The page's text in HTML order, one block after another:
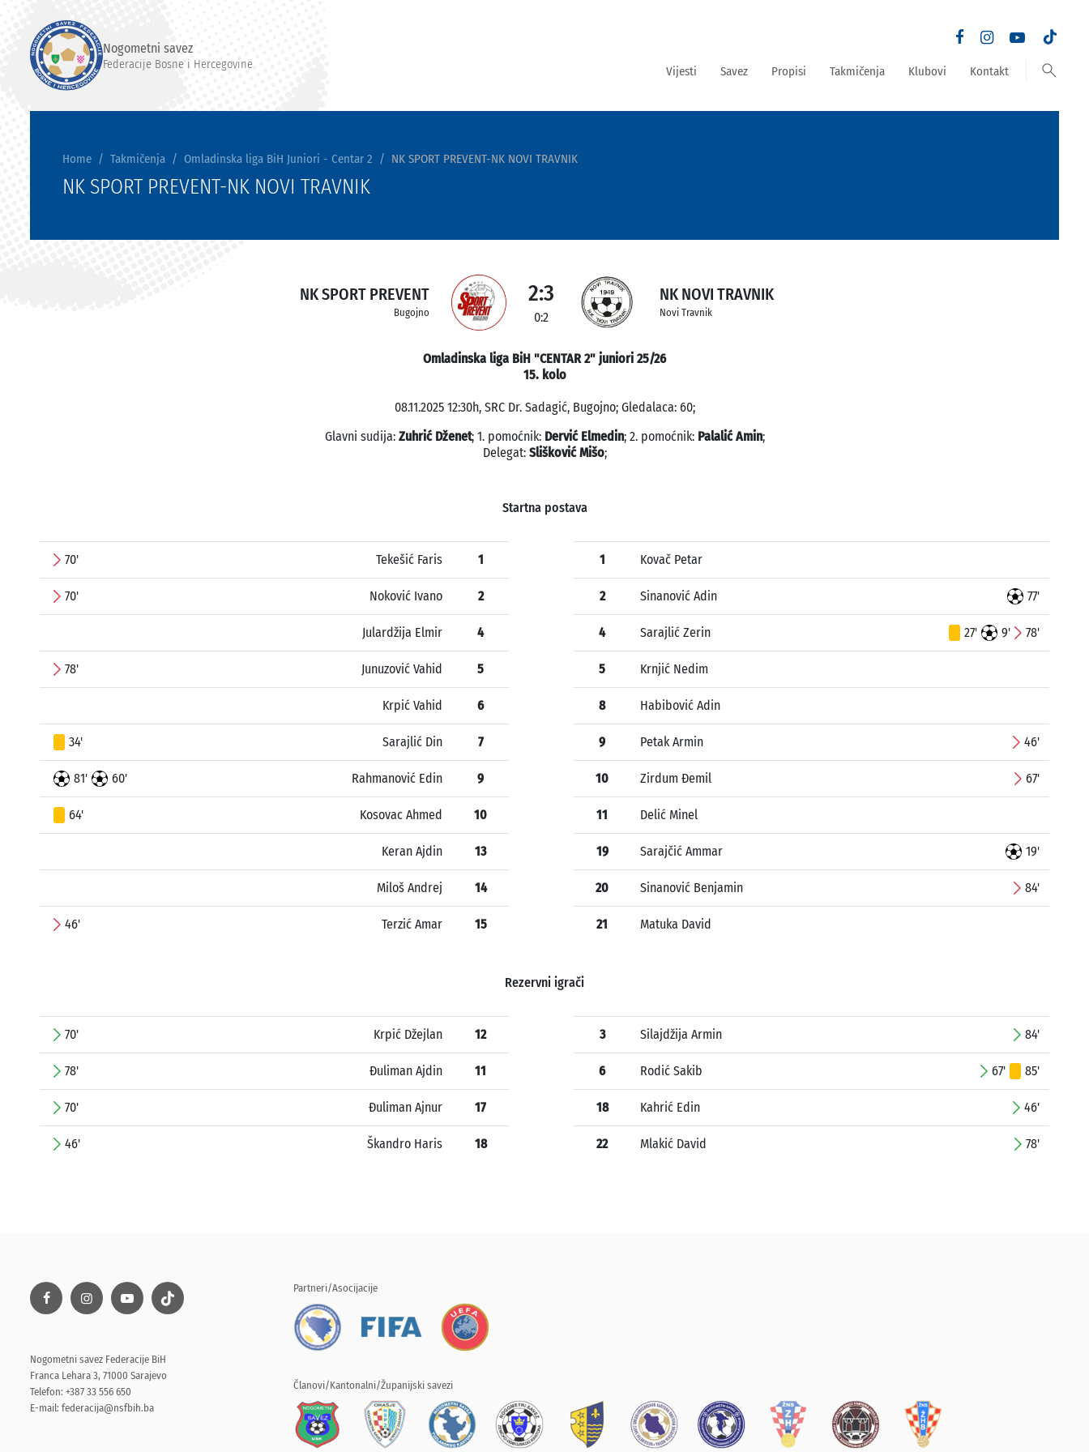
Nogometni savez
Federacije Bosne i Hercegovine Vijesti Savez Propisi Takmičenja Klubovi Kontakt search
Home Takmičenja Omladinska liga BiH Juniori - Centar 2 NK SPORT PREVENT-NK NOVI TRAVNIK
NK SPORT PREVENT-NK NOVI TRAVNIK
NK SPORT PREVENT
Bugojno
2:3
0:2
NK NOVI TRAVNIK
Novi Travnik
Omladinska liga BiH "CENTAR 2" juniori 25/26
15. kolo
08.11.2025 12:30h, SRC Dr. Sadagić, Bugojno; Gledalaca: 60;
Glavni sudija: Zuhrić Dženet; 1. pomoćnik: Dervić Elmedin; 2. pomoćnik: Palalić Amin;
Delegat: Slišković Mišo;
Startna postava
70' Tekešić Faris 1
70' Noković Ivano 2
Julardžija Elmir 4
78' Junuzović Vahid 5
Krpić Vahid 6
34' Sarajlić Din 7
81' 60' Rahmanović Edin 9
64' Kosovac Ahmed 10
Keran Ajdin 13
Miloš Andrej 14
46' Terzić Amar 15
1 Kovač Petar
2 Sinanović Adin 77'
4 Sarajlić Zerin 27' 9' 78'
5 Krnjić Nedim
8 Habibović Adin
9 Petak Armin 46'
10 Zirdum Đemil 67'
11 Delić Minel
19 Sarajčić Ammar 19'
20 Sinanović Benjamin 84'
21 Matuka David
Rezervni igrači
70' Krpić Džejlan 12
78' Đuliman Ajdin 11
70' Đuliman Ajnur 17
46' Škandro Haris 18
3 Silajdžija Armin 84'
6 Rodić Sakib 67' 85'
18 Kahrić Edin 46'
22 Mlakić David 78'
Nogometni savez Federacije BiH
Franca Lehara 3, 71000 Sarajevo
Telefon: +387 33 556 650
E-mail: federacija@nsfbih.ba
Partneri/Asocijacije
Članovi/Kantonalni/Županijski savezi